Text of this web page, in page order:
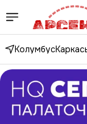
Колумбус